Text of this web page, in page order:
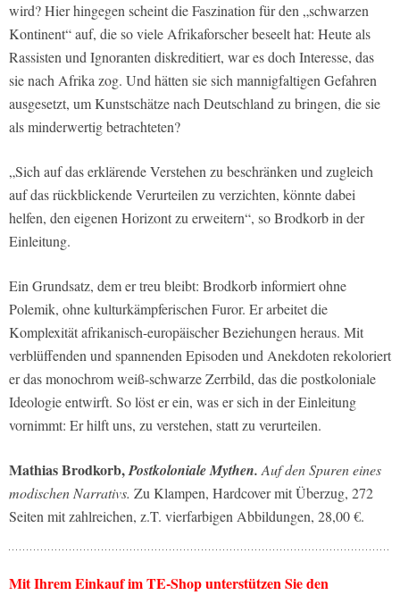
wird? Hier hingegen scheint die Faszination für den „schwarzen
Kontinent“ auf, die so viele Afrikaforscher beseelt hat: Heute als
Rassisten und Ignoranten diskreditiert, war es doch Interesse, das
sie nach Afrika zog. Und hätten sie sich mannigfaltigen Gefahren
ausgesetzt, um Kunstschätze nach Deutschland zu bringen, die sie
als minderwertig betrachteten?
„Sich auf das erklärende Verstehen zu beschränken und zugleich
auf das rückblickende Verurteilen zu verzichten, könnte dabei
helfen, den eigenen Horizont zu erweitern“, so Brodkorb in der
Einleitung.
Ein Grundsatz, dem er treu bleibt: Brodkorb informiert ohne
Polemik, ohne kulturkämpferischen Furor. Er arbeitet die
Komplexität afrikanisch-europäischer Beziehungen heraus. Mit
verblüffenden und spannenden Episoden und Anekdoten rekoloriert
er das monochrom weiß-schwarze Zerrbild, das die postkoloniale
Ideologie entwirft. So löst er ein, was er sich in der Einleitung
vornimmt: Er hilft uns, zu verstehen, statt zu verurteilen.
Mathias Brodkorb,Postkoloniale Mythen.Auf den Spuren eines
modischen Narrativs. Zu Klampen, Hardcover mit Überzug, 272
Seiten mit zahlreichen, z.T. vierfarbigen Abbildungen, 28,00 €.
Mit Ihrem Einkauf im TE-Shop unterstützen Sie den